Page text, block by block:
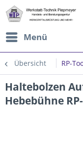
Menü
Übersicht RP-
Haltebolzen
Hebebühne